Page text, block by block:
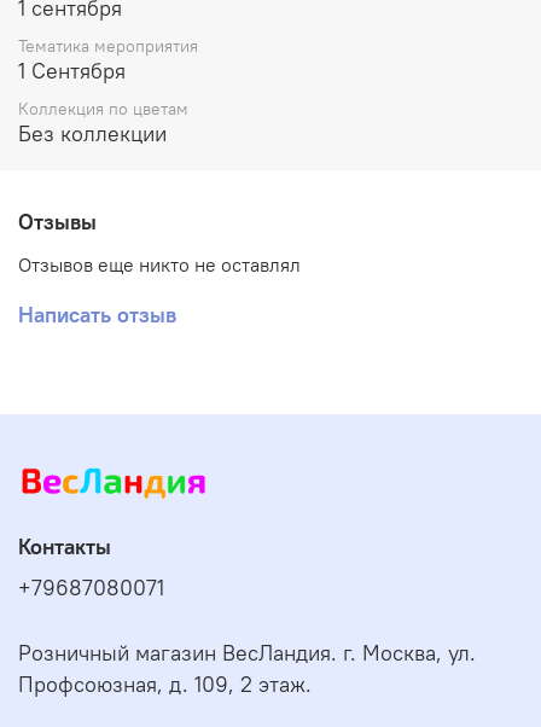
1 сентября
Тематика мероприятия
1 Сентября
Коллекция по цветам
Без коллекции
Отзывы
Отзывов еще никто не оставлял
Написать отзыв
Контакты
+79687080071
Розничный магазин ВесЛандия. г. Москва, ул.
Профсоюзная, д. 109, 2 этаж.